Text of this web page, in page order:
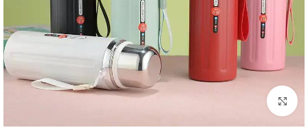
بزرگنمایی تصویر